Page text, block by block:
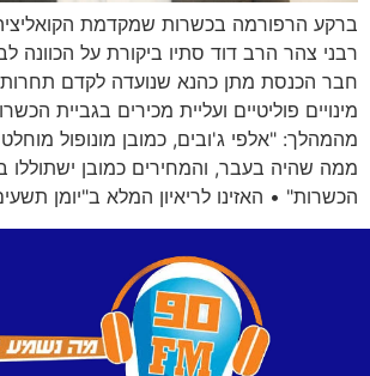
ברקע הרפורמה בכשרות שמקדמת
רבני צהר הרב דוד סתיו ביקורת על הכוונה
חבר הכנסת מתן כהנא שנועדה לקדם תחרות
מינויים פוליטיים ועליית מכירים בגביית
מהמהלך: "אלפי ג'ובים, כמובן מונופול
ממה שהיה בעבר, והמחירים כמובן ישתוללו
הכשרות" • האזינו לריאיון המלא ב"יומן